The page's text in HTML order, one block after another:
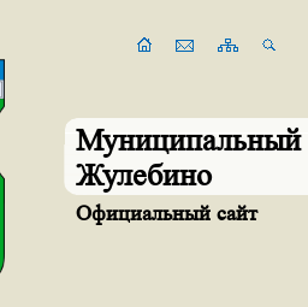
Муниципальный
Жулебино
Официальный сайт